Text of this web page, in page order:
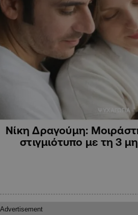
ΨΥΧΑΓΩΓΙΑ
Νίκη Δραγούμη:
στιγμιότυπο με τη 3